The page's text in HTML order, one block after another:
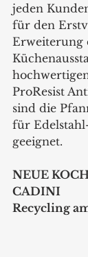
jeden
für den
Erweiterung
ProResist
sind die
für
geeignet.
NEUE
CADINI
Recycling